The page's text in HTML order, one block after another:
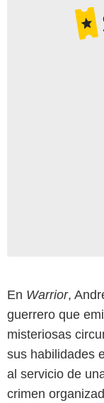
En Warrior,
guerrero que
misteriosas
sus habilidades
al servicio de
crimen